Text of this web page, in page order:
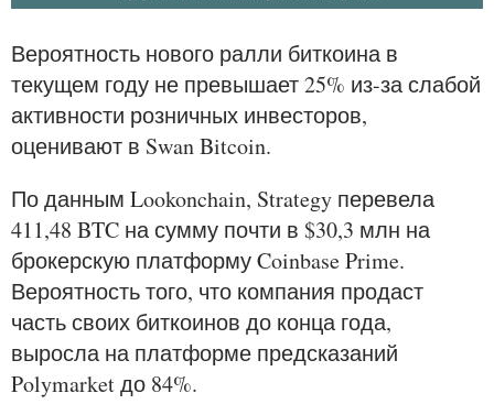
Вероятность нового ралли биткоина в
текущем году не превышает 25% из-за слабой
активности розничных инвесторов,
оценивают в Swan Bitcoin.
По данным Lookonchain, Strategy перевела
411,48 BTC на сумму почти в $30,3 млн на
брокерскую платформу Coinbase Prime.
Вероятность того, что компания продаст
часть своих биткоинов до конца года,
выросла на платформе предсказаний
Polymarket до 84%.